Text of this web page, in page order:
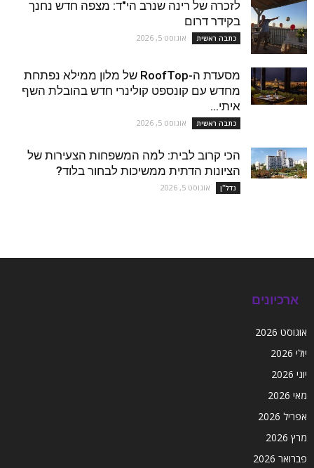
לזכרה של רינה שנרב הי"ד: מצפה חדש נחנך
בקידר דרום
כתבה ראשית אוגוסט 5, 2026
מסעדת ה-RoofTop של מלון ממילא נפתחת
מחדש עם קונספט קולינרי חדש בהובלת השף
איתי...
כתבה ראשית אוגוסט 5, 2026
הכי קרוב לבית: למה המשפחות הצעירות של
הציונות הדתית ממשיכות לבחור בלוד?
נדל''ן אוגוסט 5, 2026
ארכיונים
אוגוסט 2026
יולי 2026
יוני 2026
מאי 2026
אפריל 2026
מרץ 2026
פברואר 2026